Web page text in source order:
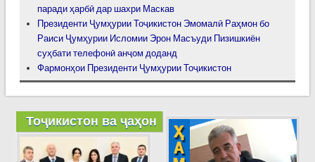
паради ҳарбӣ дар шахри Маскав
Президенти Ҷумҳурии Тоҷикистон Эмомалӣ Раҳмон бо
Раиси Ҷумҳурии Исломии Эрон Масъуди Пизишкиён
суҳбати телефонӣ анҷом доданд
Фармонҳои Президенти Ҷумҳурии Тоҷикистон
Тоҷикистон ва ҷаҳон